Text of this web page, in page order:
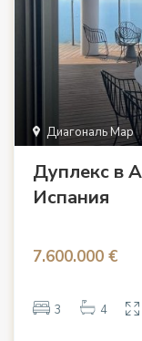
Диагональ Мар
Дуплекс в
Испания
7.600.000 €
3 4